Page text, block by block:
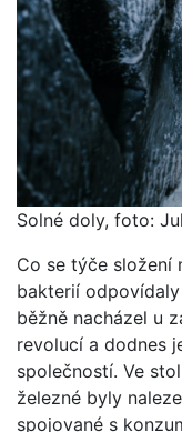
Solné doly, foto:
Co se týče složení
bakterií
běžně nacházel u
revolucí a dodnes
společností. Ve
železné byly
spojované s